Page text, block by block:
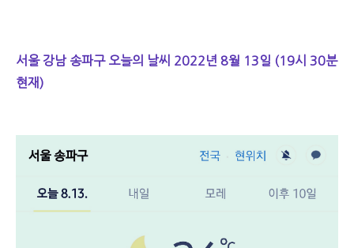
서울 강남 송파구 오늘의 날씨 2022년 8월 13일 (19시 30분
현재)